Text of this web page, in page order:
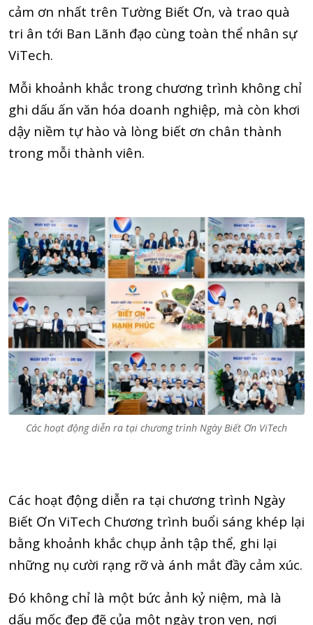
cảm ơn nhất trên Tường Biết Ơn, và trao quà
tri ân tới Ban Lãnh đạo cùng toàn thể nhân sự
ViTech.
Mỗi khoảnh khắc trong chương trình không chỉ
ghi dấu ấn văn hóa doanh nghiệp, mà còn khơi
dậy niềm tự hào và lòng biết ơn chân thành
trong mỗi thành viên.
Các hoạt động diễn ra tại chương trình Ngày Biết Ơn ViTech
Các hoạt động diễn ra tại chương trình Ngày
Biết Ơn ViTech Chương trình buổi sáng khép lại
bằng khoảnh khắc chụp ảnh tập thể, ghi lại
những nụ cười rạng rỡ và ánh mắt đầy cảm xúc.
Đó không chỉ là một bức ảnh kỷ niệm, mà là
dấu mốc đẹp đẽ của một ngày trọn vẹn, nơi